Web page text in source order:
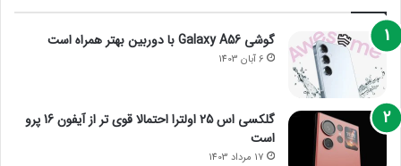
گوشی Galaxy A56 با دوربین بهتر همراه است
6 آبان 1403
گلکسی اس 25 اولترا احتمالا قوی تر از آیفون 16 پرو
است
17 مرداد 1403